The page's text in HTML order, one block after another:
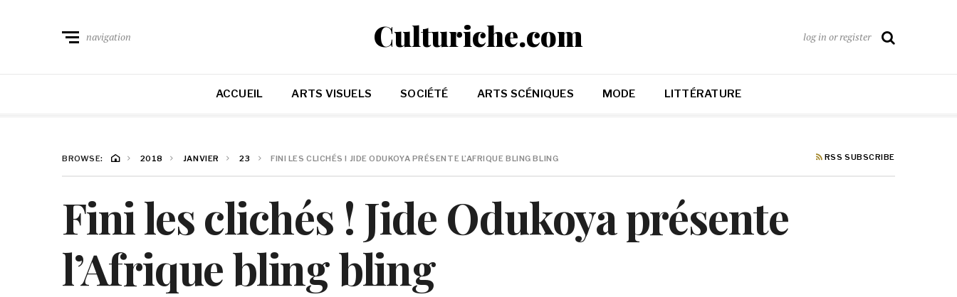
Culturiche.com
navigation log in or register
ACCUEIL ARTS VISUELS SOCIÉTÉ ARTS SCÉNIQUES MODE LITTÉRATURE
BROWSE: 2018 JANVIER 23 FINI LES CLICHÉS ! JIDE ODUKOYA PRÉSENTE L’AFRIQUE BLING BLING RSS SUBSCRIBE
Fini les clichés ! Jide Odukoya présente
l’Afrique bling bling